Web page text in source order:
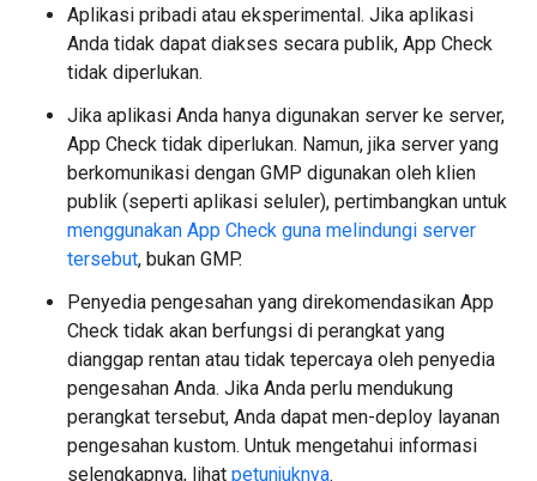
Aplikasi pribadi atau eksperimental. Jika aplikasi
Anda tidak dapat diakses secara publik, App Check
tidak diperlukan.
Jika aplikasi Anda hanya digunakan server ke server,
App Check tidak diperlukan. Namun, jika server yang
berkomunikasi dengan GMP digunakan oleh klien
publik (seperti aplikasi seluler), pertimbangkan untuk
menggunakan App Check guna melindungi server
tersebut, bukan GMP.
Penyedia pengesahan yang direkomendasikan App
Check tidak akan berfungsi di perangkat yang
dianggap rentan atau tidak tepercaya oleh penyedia
pengesahan Anda. Jika Anda perlu mendukung
perangkat tersebut, Anda dapat men-deploy layanan
pengesahan kustom. Untuk mengetahui informasi
selengkapnya, lihat petunjuknya.